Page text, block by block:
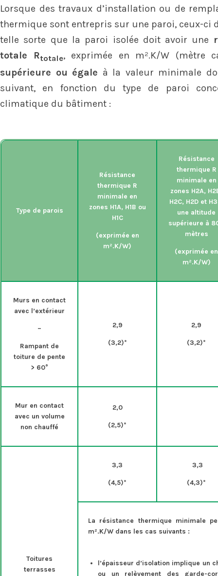
Lorsque des travaux d’installation ou de
thermique sont entrepris sur une paroi, ceux-ci
telle sorte que la paroi isolée doit avoir une
totale Rtotale, exprimée en m².K/W (mètre
supérieure ou égale à la valeur minimale
suivant, en fonction du type de paroi
climatique du bâtiment :
Type de parois
Résistance
thermique R
minimale en
zones H1A, H1B ou
H1C
(exprimée en
m².K/W)
Résistance
thermique R
minimale en
zones H2A,
H2C, H2D et
une altitude
supérieure à
mètres
(exprimée en
m².K/W)
Murs en contact
avec l’extérieur
–
Rampant de
toiture de pente
> 60°
2,9
(3,2)*
2,9
(3,2)*
Mur en contact
avec un volume
non chauffé
2,0
(2,5)*
Toitures
terrasses
3,3
(4,5)*
3,3
(4,3)*
La résistance thermique minimale
m².K/W dans les cas suivants :
l’épaisseur d’isolation implique un
ou un relèvement des garde-